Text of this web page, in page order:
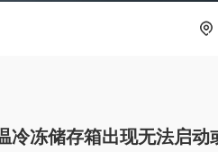
冷冻储存箱出现无法启动